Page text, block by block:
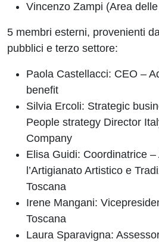
Vincenzo Zampi (Area
5 membri esterni, provenienti
pubblici e terzo settore:
Paola Castellacci: CEO –
benefit
Silvia Ercoli: Strategic
People strategy Director
Company
Elisa Guidi: Coordinatrice
l’Artigianato Artistico e
Toscana
Irene Mangani:
Toscana
Laura Sparavigna: